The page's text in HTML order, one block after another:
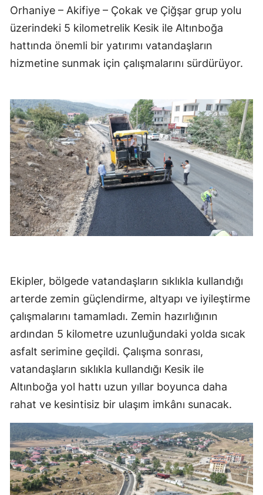
Orhaniye – Akifiye – Çokak ve Çiğşar grup yolu
üzerindeki 5 kilometrelik Kesik ile Altınboğa
hattında önemli bir yatırımı vatandaşların
hizmetine sunmak için çalışmalarını sürdürüyor.
Ekipler, bölgede vatandaşların sıklıkla kullandığı
arterde zemin güçlendirme, altyapı ve iyileştirme
çalışmalarını tamamladı. Zemin hazırlığının
ardından 5 kilometre uzunluğundaki yolda sıcak
asfalt serimine geçildi. Çalışma sonrası,
vatandaşların sıklıkla kullandığı Kesik ile
Altınboğa yol hattı uzun yıllar boyunca daha
rahat ve kesintisiz bir ulaşım imkânı sunacak.